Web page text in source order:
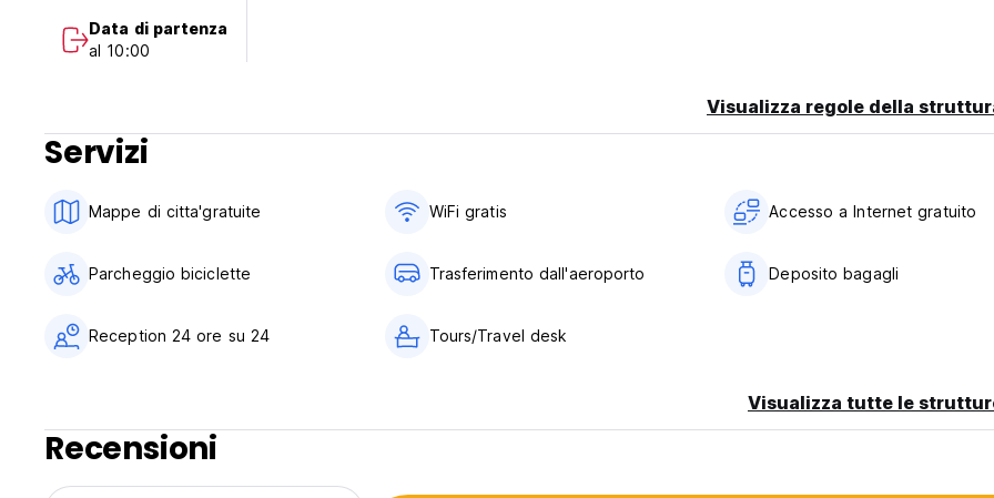
abbiamo proseguito la nostra avventura compiendo un balzo in avanti e fondando la nostra agenzia di
viaggi nel 2009, trasformando così il nostro amore per l’India e per i viaggi nella nostra filosofia di lavoro.
Wifi gratis,colazione inclusa, cucina a disposizione degli ospiti e assistenza turistica.
Termini e condizioni della struttura:
2. Orario Check out: prima delle 10:00 del mattino
3. La reception resta aperta dalle 8:00 alle 23:00 ma, previa comunicazione degli ospiti, assicuriamo la
4. L’ostello accetta pagamenti sia in contanti che tramite carte di credito, con un addebito di una
Data di partenza
al 10:00
Visualizza regole della
Servizi
Mappe di citta'gratuite WiFi gratis Accesso a Internet gratuito
Parcheggio biciclette Trasferimento dall'aeroporto Deposito bagagli
Reception 24 ore su 24 Tours/Travel desk
Visualizza tutte le
Recensioni